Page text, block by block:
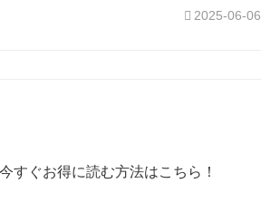
2025-06-06
すぐお得に読む方法はこちら！